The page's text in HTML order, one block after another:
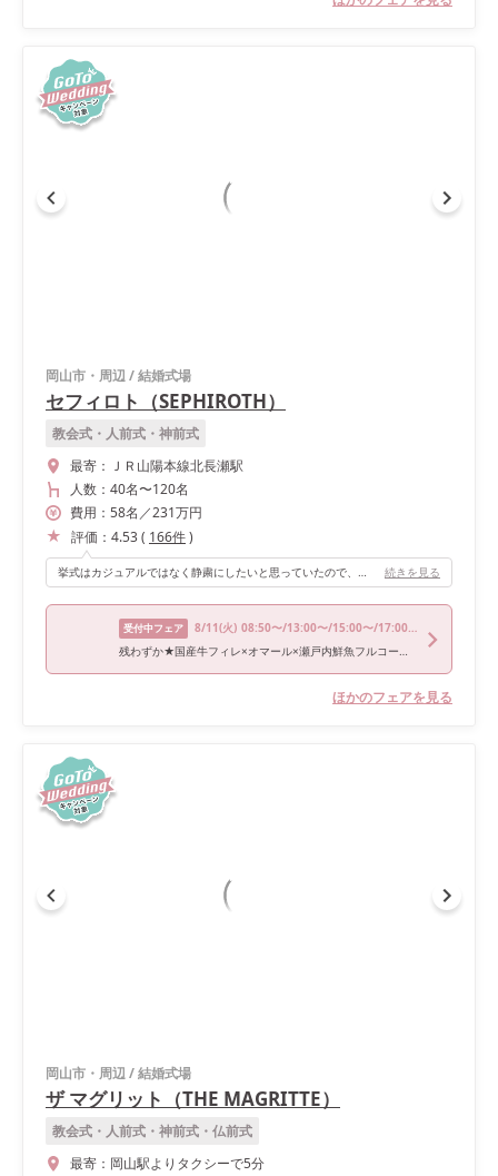
岡山市・周辺/結婚式場
セフィロト（SEPHIROTH）
教会式・人前式・神前式
最寄： ＪＲ山陽本線北長瀬駅
人数： 40名〜120名
費用： 58名 ／231万円
評価： 4.53( 166件)
挙式はカジュアルではなく静粛にしたいと思っていたので、真っ白のキラキラチャペルを選びました。 自然光も入ってきて写真映えもしました。 続きを見る
受付中フェア 8/11(火) 08:50〜/13:00〜/15:00〜/17:00〜/18:00〜
残わずか★国産牛フィレ×オマール×瀬戸内鮮魚フルコース無料
ほかのフェアを見る
岡山市・周辺/結婚式場
ザ マグリット（THE MAGRITTE）
教会式・人前式・神前式・仏前式
最寄： 岡山駅よりタクシーで5分